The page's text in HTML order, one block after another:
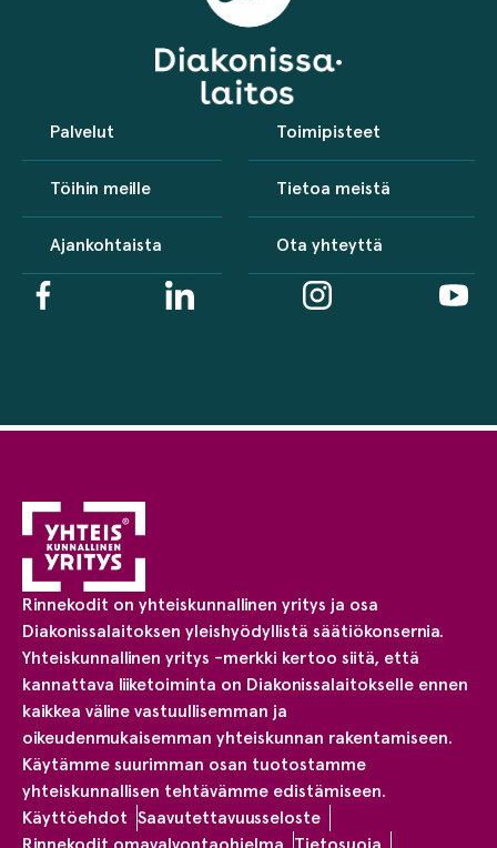
Palvelut Toimipisteet
Töihin meille Tietoa meistä
Ajankohtaista Ota yhteyttä
Rinnekodit on yhteiskunnallinen yritys ja osa
Diakonissalaitoksen yleishyödyllistä säätiökonsernia.
Yhteiskunnallinen yritys -merkki kertoo siitä, että
kannattava liiketoiminta on Diakonissalaitokselle ennen
kaikkea väline vastuullisemman ja
oikeudenmukaisemman yhteiskunnan rakentamiseen.
Käytämme suurimman osan tuotostamme
yhteiskunnallisen tehtävämme edistämiseen.
Käyttöehdot Saavutettavuusseloste